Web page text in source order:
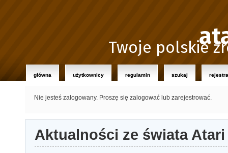
Twoje polskie
główna użytkownicy regulamin szukaj
Nie jesteś zalogowany. Proszę się zalogować lub zarejestrować.
Aktualności ze świata Atari